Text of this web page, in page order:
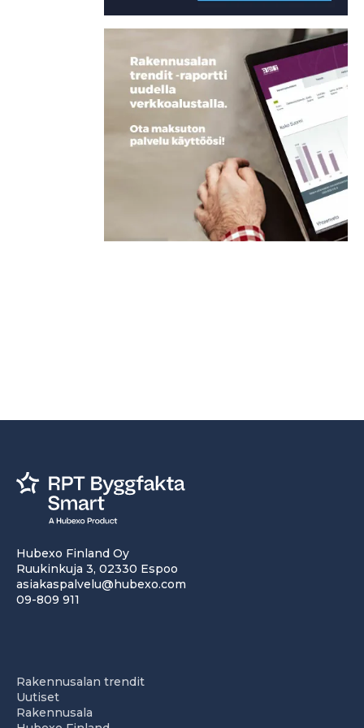
Hubexo Finland Oy
Ruukinkuja 3, 02330 Espoo
asiakaspalvelu@hubexo.com
09-809 911
Rakennusalan trendit
Uutiset
Rakennusala